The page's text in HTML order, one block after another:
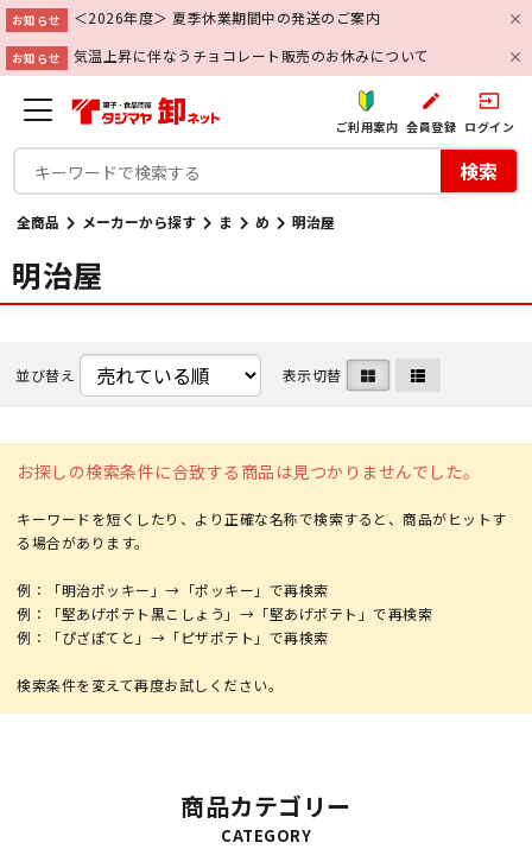
お知らせ ＜2026年度＞ 夏季休業期間中の発送のご案内
お知らせ 気温上昇に伴なうチョコレート販売のお休みについて
ご利用案内
create
会員登録
input
ログイン
検索
全商品 メーカーから探す ま め 明治屋
明治屋
並び替え 表示切替
お探しの検索条件に合致する商品は見つかりませんでした。
キーワードを短くしたり、より正確な名称で検索すると、商品がヒットす
る場合があります。
例：「明治ポッキー」→「ポッキー」で再検索
例：「堅あげポテト黒こしょう」→「堅あげポテト」で再検索
例：「ぴざぽてと」→「ピザポテト」で再検索
商品カテゴリー
CATEGORY